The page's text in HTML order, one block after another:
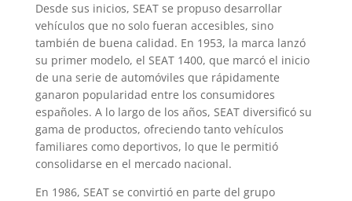
Desde sus inicios, SEAT se propuso desarrollar
vehículos que no solo fueran accesibles, sino
también de buena calidad. En 1953, la marca lanzó
su primer modelo, el SEAT 1400, que marcó el inicio
de una serie de automóviles que rápidamente
ganaron popularidad entre los consumidores
españoles. A lo largo de los años, SEAT diversificó su
gama de productos, ofreciendo tanto vehículos
familiares como deportivos, lo que le permitió
consolidarse en el mercado nacional.
En 1986, SEAT se convirtió en parte del grupo